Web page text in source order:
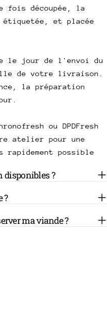
fois découpée, la
étiquetée, et placée
le jour de l'envoi du
de votre livraison.
la préparation
ou DPDFresh
atelier pour une
possible
disponibles ?
?
ma viande ?